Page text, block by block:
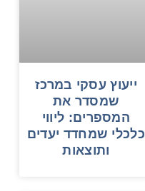
ייעוץ עסקי במרכז
שמסדר את
המספרים: ליווי
כלכלי שמחדד יעדים
ותוצאות